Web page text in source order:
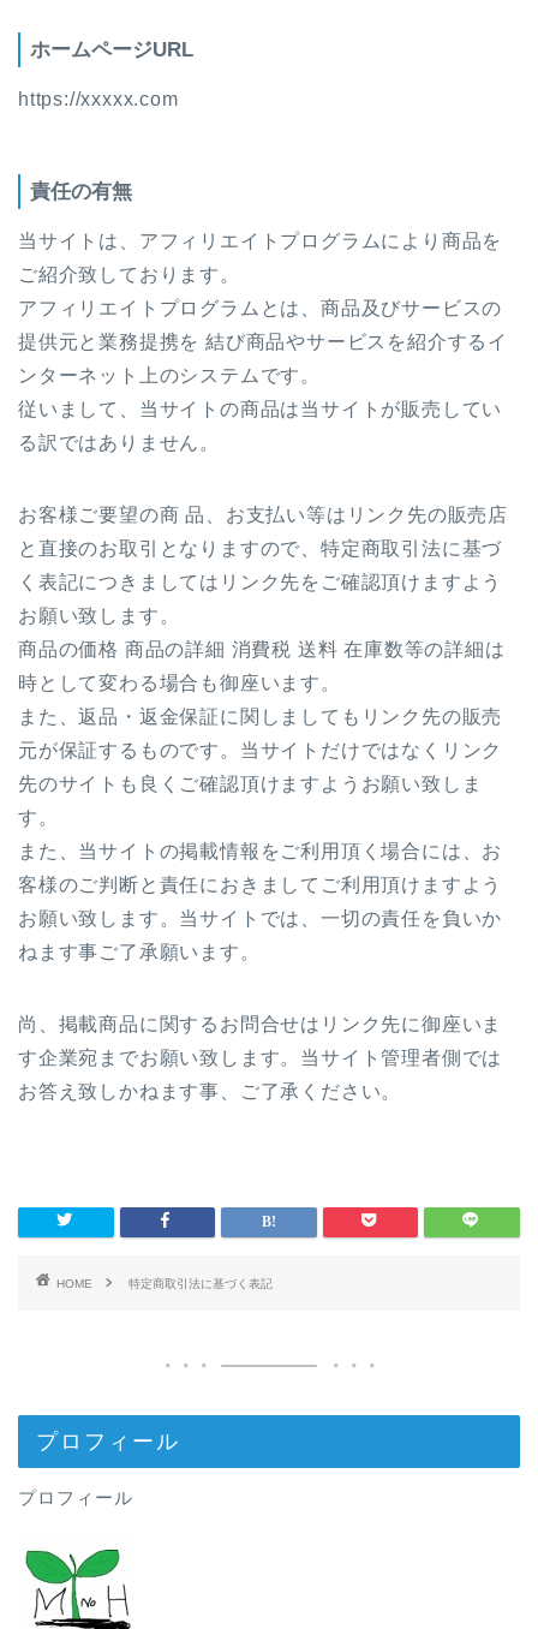
ホームページURL
https://xxxxx.com
責任の有無
当サイトは、アフィリエイトプログラムにより商品を
ご紹介致しております。
アフィリエイトプログラムとは、商品及びサービスの
提供元と業務提携を 結び商品やサービスを紹介するイ
ンターネット上のシステムです。
従いまして、当サイトの商品は当サイトが販売してい
る訳ではありません。
お客様ご要望の商 品、お支払い等はリンク先の販売店
と直接のお取引となりますので、特定商取引法に基づ
く表記につきましてはリンク先をご確認頂けますよう
お願い致します。
商品の価格 商品の詳細 消費税 送料 在庫数等の詳細は
時として変わる場合も御座います。
また、返品・返金保証に関しましてもリンク先の販売
元が保証するものです。当サイトだけではなくリンク
先のサイトも良くご確認頂けますようお願い致しま
す。
また、当サイトの掲載情報をご利用頂く場合には、お
客様のご判断と責任におきましてご利用頂けますよう
お願い致します。当サイトでは、一切の責任を負いか
ねます事ご了承願います。
尚、掲載商品に関するお問合せはリンク先に御座いま
す企業宛までお願い致します。当サイト管理者側では
お答え致しかねます事、ご了承ください。
HOME 特定商取引法に基づく表記
プロフィール
プロフィール